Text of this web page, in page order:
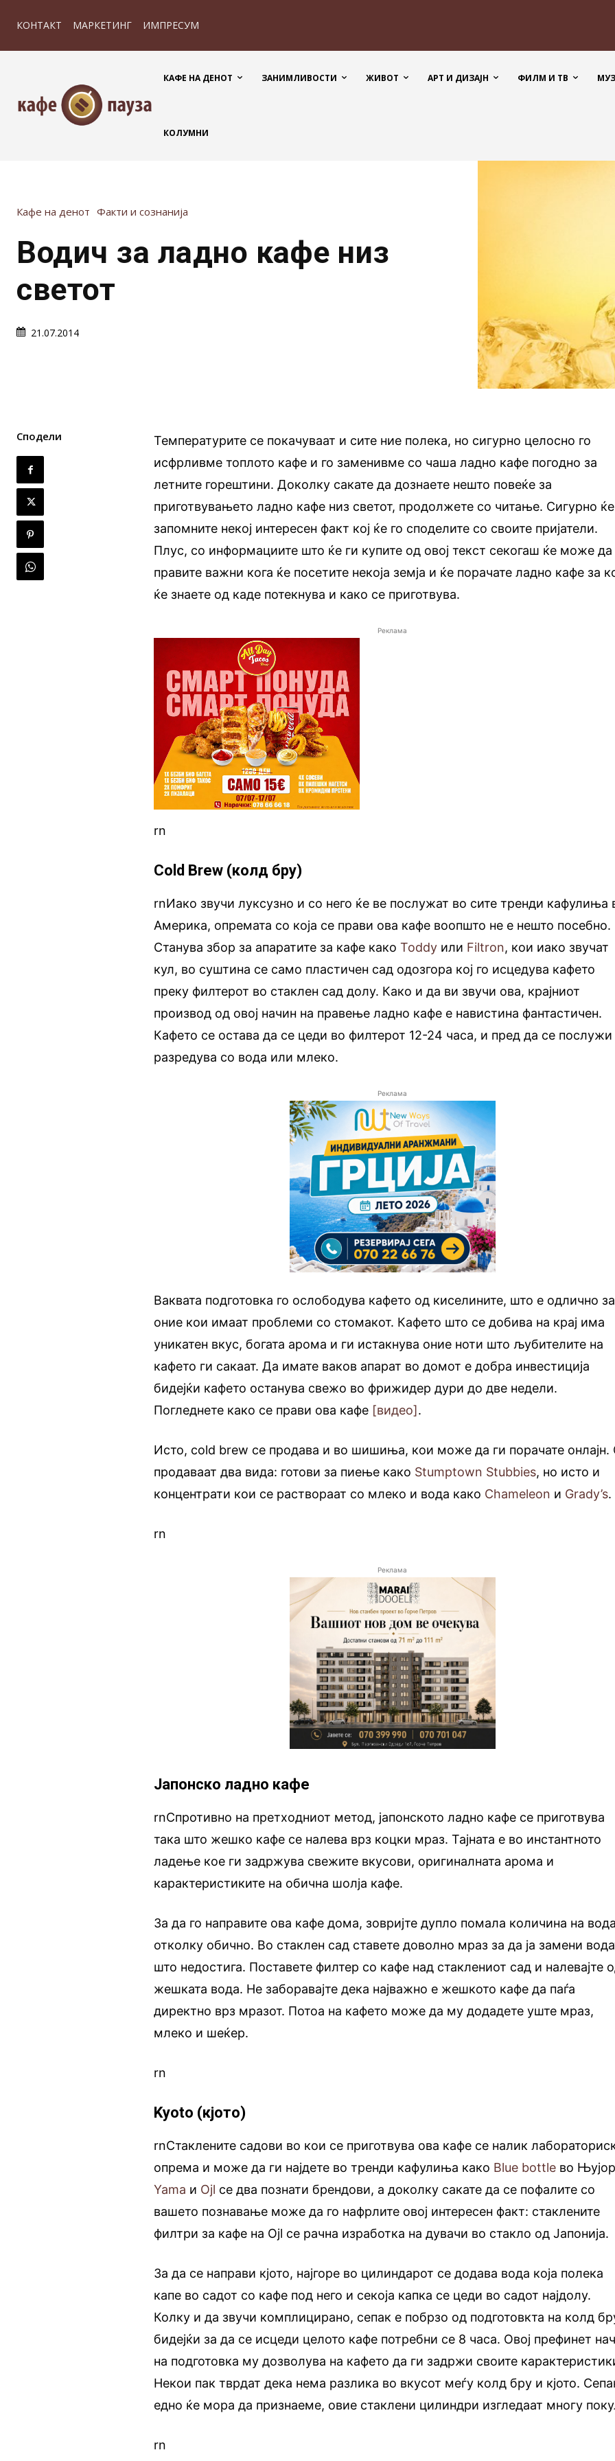
КОНТАКТ МАРКЕТИНГ ИМПРЕСУМ
КАФЕ НА ДЕНОТ ЗАНИМЛИВОСТИ ЖИВОТ АРТ И ДИЗАЈН ФИЛМ И ТВ
КОЛУМНИ
Кафе на денот Факти и сознанија
Водич за ладно кафе низ
светот
21.07.2014
Сподели
Температурите се покачуваат и сите ние полека, но сигурно целосно го
исфрливме топлото кафе и го заменивме со чаша ладно кафе погодно за
летните горештини. Доколку сакате да дознаете нешто повеќе за
приготвувањето ладно кафе низ светот, продолжете со читање. Сигурно ќе
запомните некој интересен факт кој ќе го споделите со своите пријатели.
Плус, со информациите што ќе ги купите од овој текст секогаш ќе може да
правите важни кога ќе посетите некоја земја и ќе порачате ладно кафе за
ќе знаете од каде потекнува и како се приготвува.
Реклама
rn
Cold Brew (колд бру)
rnИако звучи луксузно и со него ќе ве послужат во сите тренди кафулиња
Америка, опремата со која се прави ова кафе воопшто не е нешто посебно.
Станува збор за апаратите за кафе какоToddy или Filtron, кои иако звучат
кул, во суштина се само пластичен сад одозгора кој го исцедува кафето
преку филтерот во стаклен сад долу. Како и да ви звучи ова, крајниот
производ од овој начин на правење ладно кафе е навистина фантастичен.
Кафето се остава да се цеди во филтерот 12-24 часа, и пред да се послужи
разредува со вода или млеко.
Реклама
Ваквата подготовка го ослободува кафето од киселините, што е одлично за
оние кои имаат проблеми со стомакот. Кафето што се добива на крај има
уникатен вкус, богата арома и ги истакнува оние ноти што љубителите на
кафето ги сакаат. Да имате ваков апарат во домот е добра инвестиција
бидејќи кафето останува свежо во фрижидер дури до две недели.
Погледнете како се прави ова кафе [видео].
Исто, cold brew се продава и во шишиња, кои може да ги порачате онлајн.
продаваат два вида: готови за пиење како Stumptown Stubbies, но исто и
концентрати кои се раствораат со млеко и вода како Chameleon и Grady’s.
rn
Реклама
Јапонско ладно кафе
rnСпротивно на претходниот метод, јапонското ладно кафе се приготвува
така што жешко кафе се налева врз коцки мраз. Тајната е во инстантното
ладење кое ги задржува свежите вкусови, оригиналната арома и
карактеристиките на обична шолја кафе.
За да го направите ова кафе дома, зовријте дупло помала количина на вода
отколку обично. Во стаклен сад ставете доволно мраз за да ја замени
што недостига. Поставете филтер со кафе над стаклениот сад и налевајте
жешката вода. Не заборавајте дека најважно е жешкото кафе да паѓа
директно врз мразот. Потоа на кафето може да му додадете уште мраз,
млеко и шеќер.
rn
Kyoto (кјото)
rnСтаклените садови во кои се приготвува ова кафе се налик
опрема и може да ги најдете во тренди кафулиња како Blue bottle во
Yama и Ojl се два познати брендови, а доколку сакате да се пофалите со
вашето познавање може да го нафрлите овој интересен факт: стаклените
филтри за кафе на Ojl се рачна изработка на дувачи во стакло од Јапонија.
За да се направи кјото, најгоре во цилиндарот се додава вода која полека
капе во садот со кафе под него и секоја капка се цеди во садот најдолу.
Колку и да звучи комплицирано, сепак е побрзо од подготовкта на колд
бидејќи за да се исцеди целото кафе потребни се 8 часа. Овој префинет
на подготовка му дозволува на кафето да ги задржи своите
Некои пак тврдат дека нема разлика во вкусот меѓу колд бру и кјото.
едно ќе мора да признаеме, овие стаклени цилиндри изгледаат многу
rn